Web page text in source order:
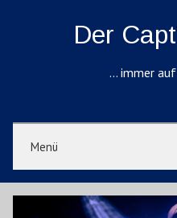
Der
… immer
Menü